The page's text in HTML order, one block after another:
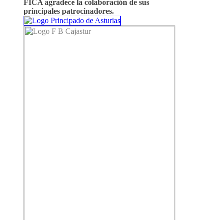
FICA agradece la colaboración de sus
principales patrocinadores.